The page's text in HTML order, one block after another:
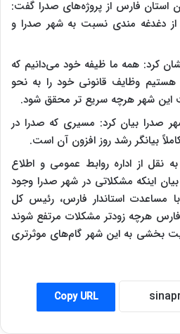
استان فارس از پروژه‌های صدرا گفت:
از دغدغه مندی نسبت به شهر صدرا و
کرد: همه ما ظیفه خود می‌دانیم که
وظایف قانونی خود را به نحو
این شهر هرچه سریع تر محقق شود.
صدرا بیان کرد: مسیری که صدرا در
بیانگر رشد روز افزون آن است.
از اداره روابط عمومی و اطلاع
اینکه مشکلاتی در شهر صدرا وجود
با مساعدت استاندار فارس، رئیس کل
هرچه زودتر مشکلات مرتفع شوند
بخشی به این شهر گام‌های موثرتری
Copy URL